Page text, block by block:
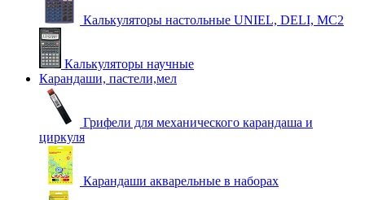
Калькуляторы настольные UNIEL, DELI, MC2
Калькуляторы научные
Карандаши, пастели,мел
Грифели для механического карандаша и
циркуля
Карандаши акварельные в наборах